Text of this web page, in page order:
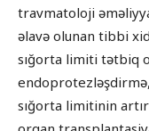
travmatoloji
əlavə olunan tibbi
sığorta limiti tətbiq
sığorta limitinin